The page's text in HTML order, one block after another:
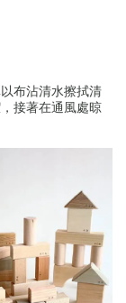
布沾清水擦拭清
接著在通風處晾